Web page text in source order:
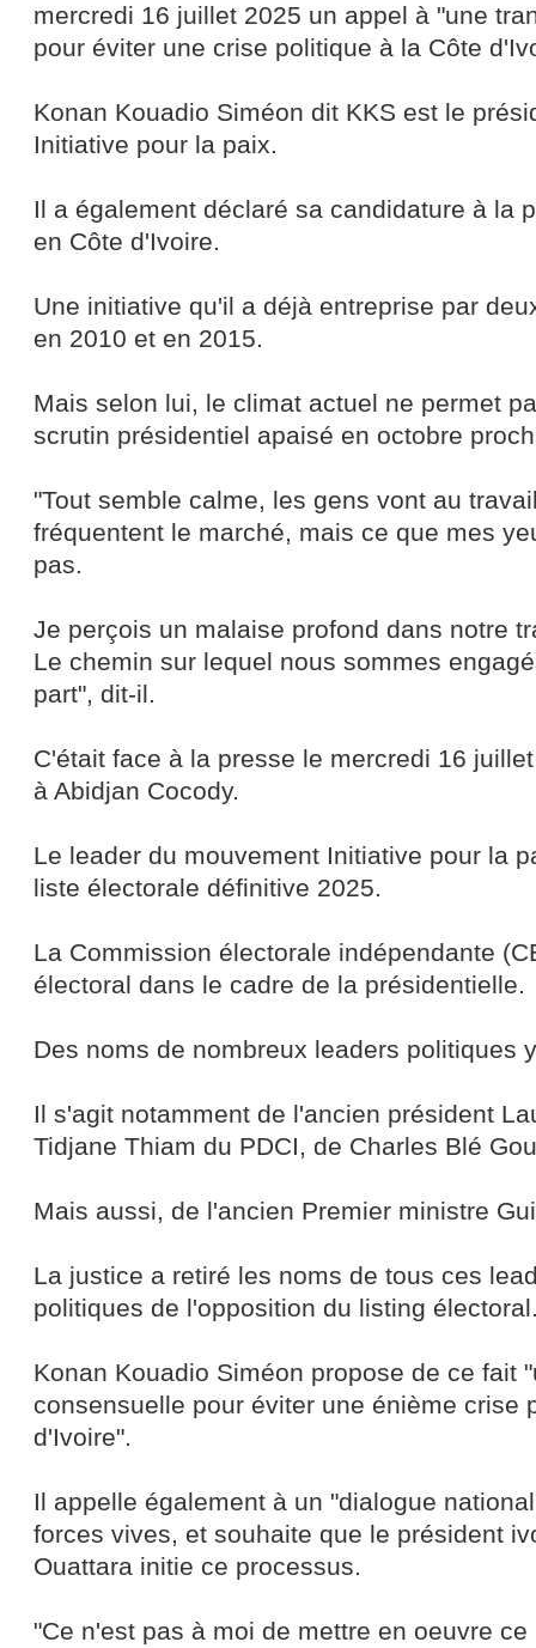
mercredi 16 juillet 2025 un appel à "une
pour éviter une crise politique à la Côte
Konan Kouadio Siméon dit KKS est le
Initiative pour la paix.
Il a également déclaré sa candidature à la
en Côte d'Ivoire.
Une initiative qu'il a déjà entreprise par
en 2010 et en 2015.
Mais selon lui, le climat actuel ne permet
scrutin présidentiel apaisé en octobre
"Tout semble calme, les gens vont au
fréquentent le marché, mais ce que mes
pas.
Je perçois un malaise profond dans notre
Le chemin sur lequel nous sommes
part", dit-il.
C'était face à la presse le mercredi 16
à Abidjan Cocody.
Le leader du mouvement Initiative pour la
liste électorale définitive 2025.
La Commission électorale indépendante
électoral dans le cadre de la présidentielle.
Des noms de nombreux leaders politiques
Il s'agit notamment de l'ancien président
Tidjane Thiam du PDCI, de Charles Blé
Mais aussi, de l'ancien Premier ministre
La justice a retiré les noms de tous ces
politiques de l'opposition du listing
Konan Kouadio Siméon propose de ce fait
consensuelle pour éviter une énième crise
d'Ivoire".
Il appelle également à un "dialogue
forces vives, et souhaite que le président
Ouattara initie ce processus.
"Ce n'est pas à moi de mettre en oeuvre